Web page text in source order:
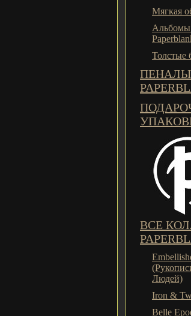
Мягкая
Альбомы
Толстые
ПЕНАЛЫ
ВСЕ
Людей)
Iron &
Belle